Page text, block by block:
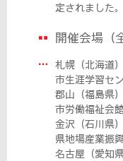
定されました。
開催会場（
札幌（北海
市生涯学習セ
郡山（福島
市労働福祉会
金沢（石川
県地場産業振
名古屋（愛知